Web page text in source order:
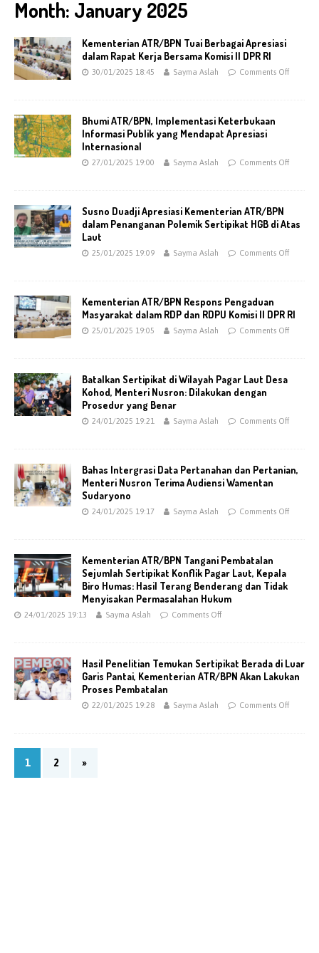
Month: January 2025
Kementerian ATR/BPN Tuai Berbagai Apresiasi
dalam Rapat Kerja Bersama Komisi II DPR RI
30/01/2025 18:45 Sayma Aslah Comments Off
Bhumi ATR/BPN, Implementasi Keterbukaan
Informasi Publik yang Mendapat Apresiasi
Internasional
27/01/2025 19:00 Sayma Aslah Comments Off
Susno Duadji Apresiasi Kementerian ATR/BPN
dalam Penanganan Polemik Sertipikat HGB di Atas
Laut
25/01/2025 19:09 Sayma Aslah Comments Off
Kementerian ATR/BPN Respons Pengaduan
Masyarakat dalam RDP dan RDPU Komisi II DPR RI
25/01/2025 19:05 Sayma Aslah Comments Off
Batalkan Sertipikat di Wilayah Pagar Laut Desa
Kohod, Menteri Nusron: Dilakukan dengan
Prosedur yang Benar
24/01/2025 19:21 Sayma Aslah Comments Off
Bahas Intergrasi Data Pertanahan dan Pertanian,
Menteri Nusron Terima Audiensi Wamentan
Sudaryono
24/01/2025 19:17 Sayma Aslah Comments Off
Kementerian ATR/BPN Tangani Pembatalan
Sejumlah Sertipikat Konflik Pagar Laut, Kepala
Biro Humas: Hasil Terang Benderang dan Tidak
Menyisakan Permasalahan Hukum
24/01/2025 19:13 Sayma Aslah Comments Off
Hasil Penelitian Temukan Sertipikat Berada di Luar
Garis Pantai, Kementerian ATR/BPN Akan Lakukan
Proses Pembatalan
22/01/2025 19:28 Sayma Aslah Comments Off
1 2 »